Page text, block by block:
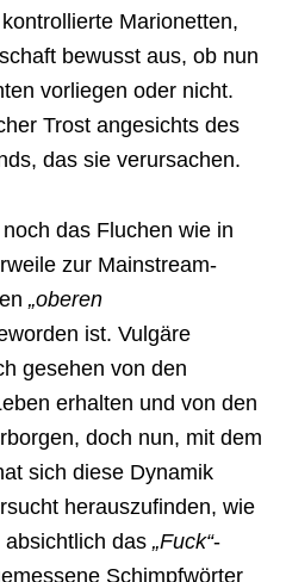
Marionetten,
bewusst aus, ob nun
vorliegen oder nicht.
Trost angesichts des
das sie verursachen.
das Fluchen wie in
zur Mainstream-
„oberen
ist. Vulgäre
gesehen von den
erhalten und von den
doch nun, mit dem
sich diese Dynamik
herauszufinden, wie
das „Fuck“-
Schimpfwörter